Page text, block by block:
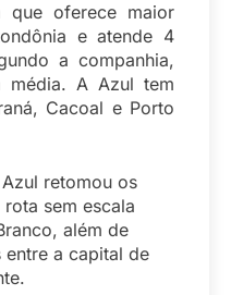
oferece maior
e atende 4
a companhia,
A Azul tem
Cacoal e Porto
retomou os
sem escala
além de
entre a capital de